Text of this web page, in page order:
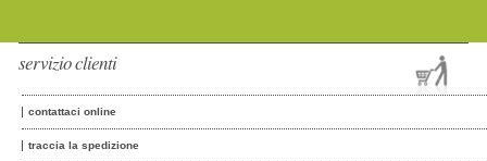
servizio clienti
contattaci online
traccia la spedizione